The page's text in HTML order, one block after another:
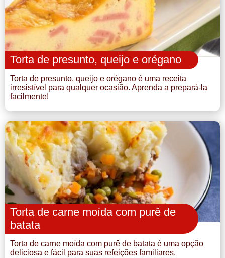
Torta de presunto, queijo e orégano
Torta de presunto, queijo e orégano é uma receita
irresistível para qualquer ocasião. Aprenda a prepará-la
facilmente!
Torta de carne moída com purê de
batata
Torta de carne moída com purê de batata é uma opção
deliciosa e fácil para suas refeições familiares.